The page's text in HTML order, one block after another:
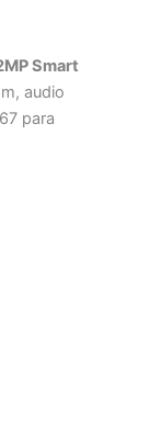
Smart
audio
para